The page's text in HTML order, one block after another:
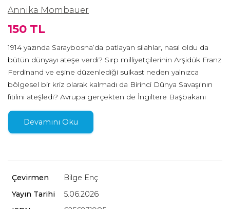
Annika Mombauer
150 TL
1914 yazında Saraybosna’da patlayan silahlar, nasıl oldu da
bütün dünyayı ateşe verdi? Sırp milliyetçilerinin Arşidük Franz
Ferdinand ve eşine düzenlediği suikast neden yalnızca
bölgesel bir kriz olarak kalmadı da Birinci Dünya Savaşı’nın
fitilini ateşledi? Avrupa gerçekten de İngiltere Başbakanı
Lloyd George’un söylediği gibi savaşa “sürüklendi” mi, yoksa
felakete giden yol bilinçli siyasi kararlarla mı döşendi?
Temmuz Krizi üzerine dünyanın önde gelen uzmanlarından
yıllara yayılan titiz araştırmalar eşliğinde, 28 Haziran 1914’te
Almanya’ya savaş ilan etmesine kadar geçen o kritik haftaları
adım adım izliyor. Mombauer, özellikle son yıllarda
Devamını Oku
Çevirmen
Bilge Enç
Yayın Tarihi
5.06.2026